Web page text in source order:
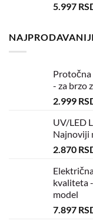
5.997
NAJPRODAVANIJI
Protočna
- za brzo
2.999
UV/LED
Najnoviji
2.870
kvaliteta
model
7.897